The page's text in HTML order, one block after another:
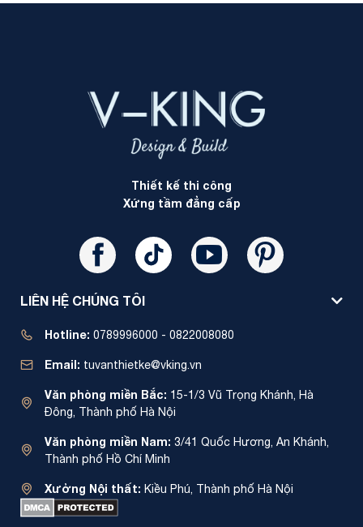
Thiết kế thi công
Xứng tầm đẳng cấp
LIÊN HỆ CHÚNG TÔI
Hotline: 0789996000 - 0822008080
Email: tuvanthietke@vking.vn
Văn phòng miền Bắc: 15-1/3 Vũ Trọng Khánh, Hà
Đông, Thành phố Hà Nội
Văn phòng miền Nam: 3/41 Quốc Hương, An Khánh,
Thành phố Hồ Chí Minh
Xưởng Nội thất: Kiều Phú, Thành phố Hà Nội